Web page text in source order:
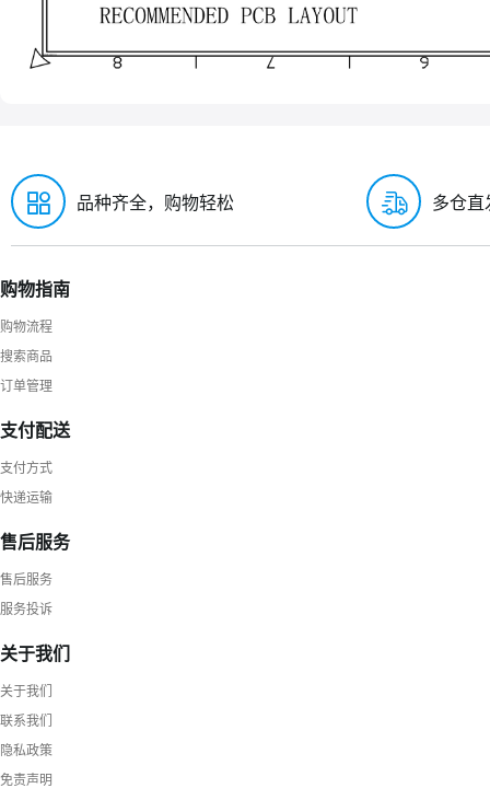
品种齐全，购物轻松 多仓直
购物指南
购物流程
搜索商品
订单管理
支付配送
支付方式
快递运输
售后服务
售后服务
服务投诉
关于我们
关于我们
联系我们
隐私政策
免责声明